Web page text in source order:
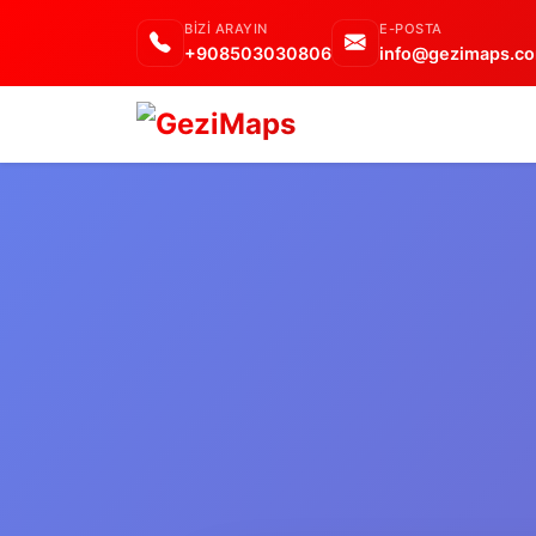
BIZI ARAYIN
+908503030806
E-POSTA